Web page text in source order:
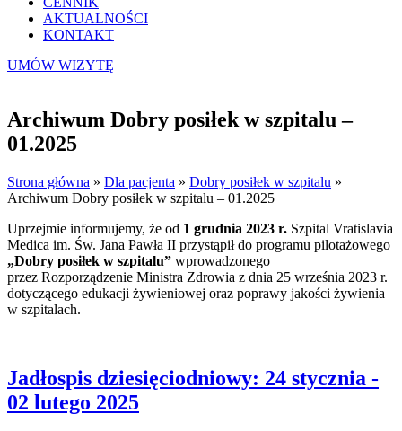
AKTUALNOŚCI
KONTAKT
UMÓW WIZYTĘ
Archiwum Dobry posiłek w szpitalu –
01.2025
Strona główna » Dla pacjenta » Dobry posiłek w szpitalu »
Archiwum Dobry posiłek w szpitalu – 01.2025
Uprzejmie informujemy, że od 1 grudnia 2023 r. Szpital Vratislavia
Medica im. Św. Jana Pawła II przystąpił do programu pilotażowego
„Dobry posiłek w szpitalu” wprowadzonego
przez Rozporządzenie Ministra Zdrowia z dnia 25 września 2023 r.
dotyczącego edukacji żywieniowej oraz poprawy jakości żywienia
w szpitalach.
Jadłospis dziesięciodniowy: 24 stycznia -
02 lutego 2025